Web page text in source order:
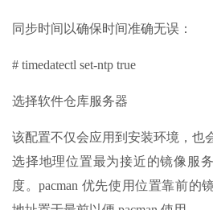
同步时间以确保时间准确无误：
# timedatectl set-ntp true
选择软件仓库服务器
该配置不仅会应用到安装环境，也
选择地理位置最为接近的镜像服
度。pacman 优先使用位置靠前的